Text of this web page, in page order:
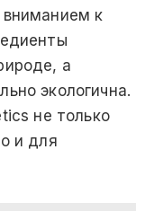
к
а
экологична.
не только
и для